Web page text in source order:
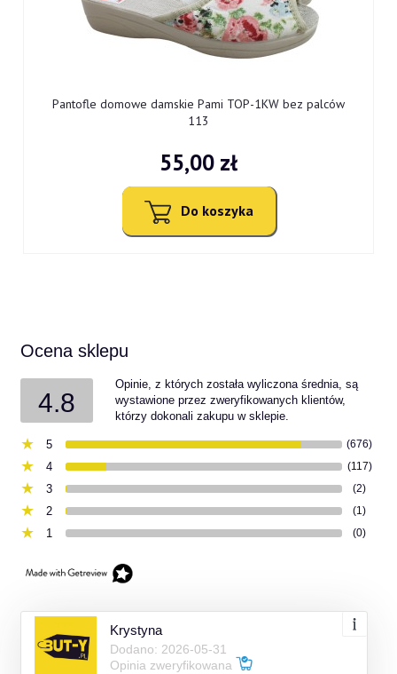
Pantofle domowe damskie Pami TOP-1KW bez palców
113
55,00 zł
Do koszyka
Ocena sklepu
4.8
Opinie, z których została wyliczona średnia, są
wystawione przez zweryfikowanych klientów,
którzy dokonali zakupu w sklepie.
5 (676)
4 (117)
3 (2)
2 (1)
1 (0)
Krystyna
Dodano: 2026-05-31
Opinia zweryfikowana